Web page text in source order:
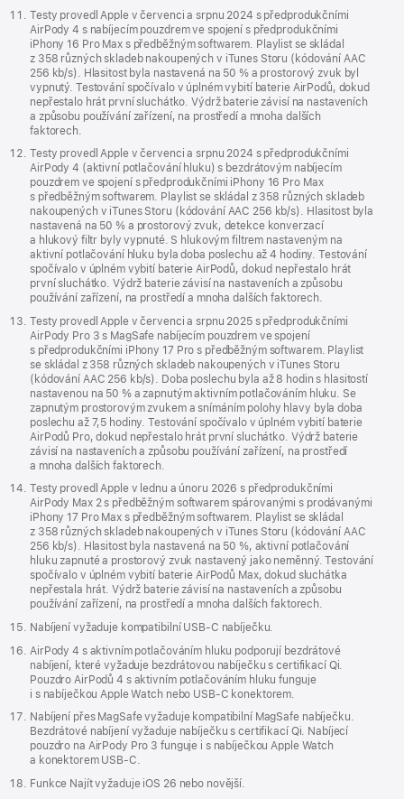
Testy provedl Apple v červenci a srpnu 2024 s předprodukčními
AirPody 4 s nabíjecím pouzdrem ve spojení s předprodukčními
iPhony 16 Pro Max s předběžným softwarem. Playlist se skládal
z 358 různých skladeb nakoupených v iTunes Storu (kódování AAC
256 kb/s). Hlasitost byla nastavená na 50 % a prostorový zvuk byl
vypnutý. Testování spočívalo v úplném vybití baterie AirPodů, dokud
nepřestalo hrát první sluchátko. Výdrž baterie závisí na nastaveních
a způsobu používání zařízení, na prostředí a mnoha dalších
faktorech.
Testy provedl Apple v červenci a srpnu 2024 s předprodukčními
AirPody 4 (aktivní potlačování hluku) s bezdrátovým nabíjecím
pouzdrem ve spojení s předprodukčními iPhony 16 Pro Max
s předběžným softwarem. Playlist se skládal z 358 různých skladeb
nakoupených v iTunes Storu (kódování AAC 256 kb/s). Hlasitost byla
nastavená na 50 % a prostorový zvuk, detekce konverzací
a hlukový filtr byly vypnuté. S hlukovým filtrem nastaveným na
aktivní potlačování hluku byla doba poslechu až 4 hodiny. Testování
spočívalo v úplném vybití baterie AirPodů, dokud nepřestalo hrát
první sluchátko. Výdrž baterie závisí na nastaveních a způsobu
používání zařízení, na prostředí a mnoha dalších faktorech.
Testy provedl Apple v červenci a srpnu 2025 s předprodukčními
AirPody Pro 3 s MagSafe nabíjecím pouzdrem ve spojení
s předprodukčními iPhony 17 Pro s předběžným softwarem. Playlist
se skládal z 358 různých skladeb nakoupených v iTunes Storu
(kódování AAC 256 kb/s). Doba poslechu byla až 8 hodin s hlasitostí
nastavenou na 50 % a zapnutým aktivním potlačováním hluku. Se
zapnutým prostorovým zvukem a snímáním polohy hlavy byla doba
poslechu až 7,5 hodiny. Testování spočívalo v úplném vybití baterie
AirPodů Pro, dokud nepřestalo hrát první sluchátko. Výdrž baterie
závisí na nastaveních a způsobu používání zařízení, na prostředí
a mnoha dalších faktorech.
Testy provedl Apple v lednu a únoru 2026 s předprodukčními
AirPody Max 2 s předběžným softwarem spárovanými s prodávanými
iPhony 17 Pro Max s předběžným softwarem. Playlist se skládal
z 358 různých skladeb nakoupených v iTunes Storu (kódování AAC
256 kb/s). Hlasitost byla nastavená na 50 %, aktivní potlačování
hluku zapnuté a prostorový zvuk nastavený jako neměnný. Testování
spočívalo v úplném vybití baterie AirPodů Max, dokud sluchátka
nepřestala hrát. Výdrž baterie závisí na nastaveních a způsobu
používání zařízení, na prostředí a mnoha dalších faktorech.
Nabíjení vyžaduje kompatibilní USB‑C nabíječku.
AirPody 4 s aktivním potlačováním hluku podporují bezdrátové
nabíjení, které vyžaduje bezdrátovou nabíječku s certifikací Qi.
Pouzdro AirPodů 4 s aktivním potlačováním hluku funguje
i s nabíječkou Apple Watch nebo USB‑C konektorem.
Nabíjení přes MagSafe vyžaduje kompatibilní MagSafe nabíječku.
Bezdrátové nabíjení vyžaduje nabíječku s certifikací Qi. Nabíjecí
pouzdro na AirPody Pro 3 funguje i s nabíječkou Apple Watch
a konektorem USB‑C.
Funkce Najít vyžaduje iOS 26 nebo novější.